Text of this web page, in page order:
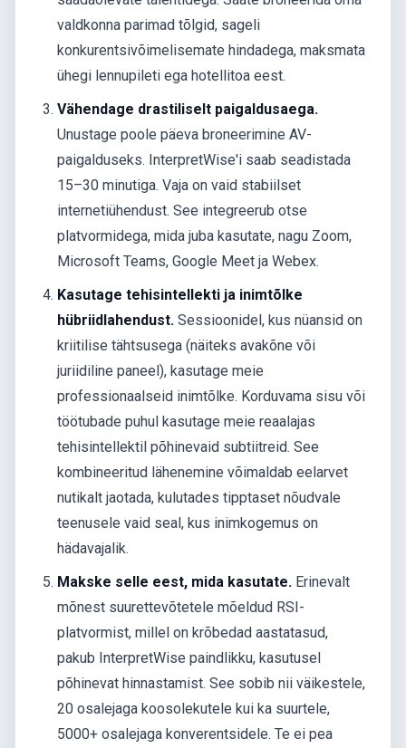
valdkonna parimad tõlgid, sageli
konkurentsivõimelisemate hindadega, maksmata
ühegi lennupileti ega hotellitoa eest.
Vähendage drastiliselt paigaldusaega.
Unustage poole päeva broneerimine AV-
paigalduseks. InterpretWise'i saab seadistada
15–30 minutiga. Vaja on vaid stabiilset
internetiühendust. See integreerub otse
platvormidega, mida juba kasutate, nagu Zoom,
Microsoft Teams, Google Meet ja Webex.
Kasutage tehisintellekti ja inimtõlke
hübriidlahendust. Sessioonidel, kus nüansid on
kriitilise tähtsusega (näiteks avakõne või
juriidiline paneel), kasutage meie
professionaalseid inimtõlke. Korduvama sisu või
töötubade puhul kasutage meie reaalajas
tehisintellektil põhinevaid subtiitreid. See
kombineeritud lähenemine võimaldab eelarvet
nutikalt jaotada, kulutades tipptaset nõudvale
teenusele vaid seal, kus inimkogemus on
hädavajalik.
Makske selle eest, mida kasutate. Erinevalt
mõnest suurettevõtetele mõeldud RSI-
platvormist, millel on krõbedad aastatasud,
pakub InterpretWise paindlikku, kasutusel
põhinevat hinnastamist. See sobib nii väikestele,
20 osalejaga koosolekutele kui ka suurtele,
5000+ osalejaga konverentsidele. Te ei pea